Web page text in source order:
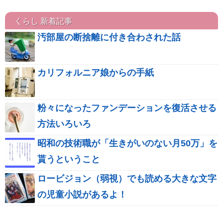
くらし 新着記事
汚部屋の断捨離に付き合わされた話
カリフォルニア娘からの手紙
粉々になったファンデーションを復活させる
方法いろいろ
昭和の技術職が「生きがいのない月50万」を
貰うということ
ロービジョン（弱視）でも読める大きな文字
の児童小説があるよ！